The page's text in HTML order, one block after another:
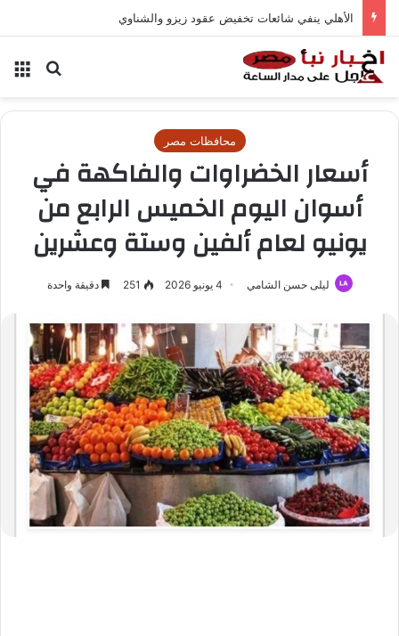
الأهلي ينفي شائعات تخفيض عقود زيزو والشناوي
بحث
محافظات مصر
أسعار الخضراوات والفاكهة في
أسوان اليوم الخميس الرابع من
يونيو لعام ألفين وستة وعشرين
ليلى حسن الشامي 4 يونيو 2026 251 دقيقة واحدة